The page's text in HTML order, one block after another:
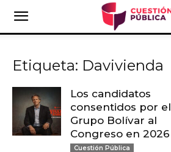
Etiqueta: Davivienda
Los candidatos
consentidos por el
Grupo Bolívar al
Congreso en 2026
Cuestión Pública